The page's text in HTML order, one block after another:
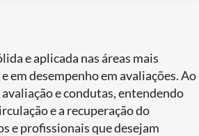
e aplicada nas áreas mais
em desempenho em avaliações. Ao
e condutas, entendendo
e a recuperação do
e profissionais que desejam